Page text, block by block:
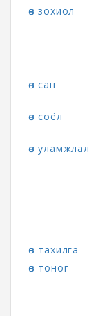
өв зохиол
өв сан
өв соёл
өв уламжлал
өв тахилга
өв тоног